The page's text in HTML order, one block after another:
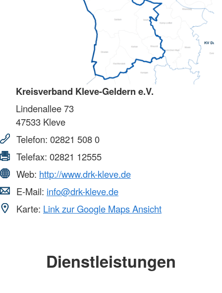
Kreisverband Kleve-Geldern e.V.
Lindenallee 73
47533 Kleve
Telefon: 02821 508 0
Telefax: 02821 12555
Web: http://www.drk-kleve.de
E-Mail: info@drk-kleve.de
Karte: Link zur Google Maps Ansicht
Dienstleistungen